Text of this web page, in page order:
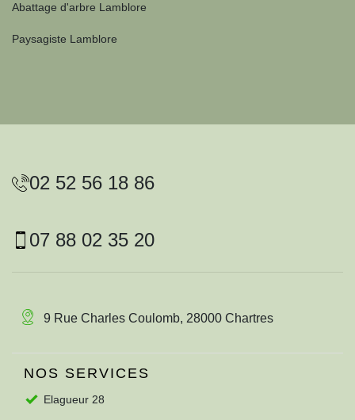
Abattage d'arbre Lamblore
Paysagiste Lamblore
02 52 56 18 86
07 88 02 35 20
9 Rue Charles Coulomb, 28000 Chartres
NOS SERVICES
Elagueur 28